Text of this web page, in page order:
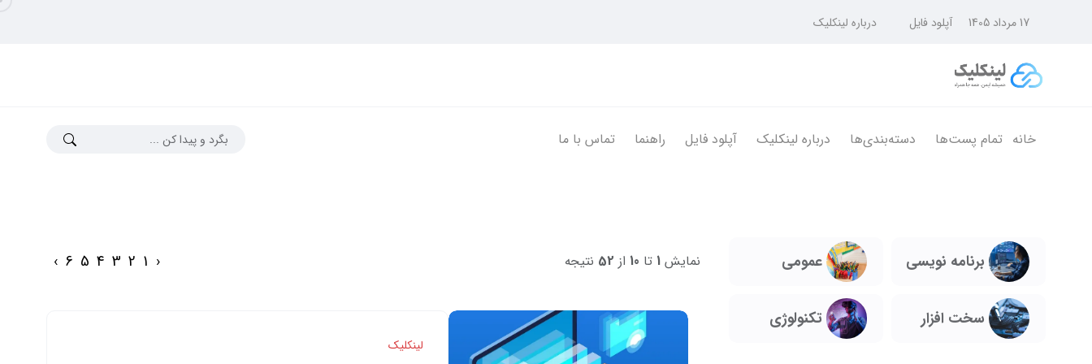
17 مرداد 1405 آپلود فایل درباره لینکلیک
خانه تمام پست‌ها دسته‌بندی‌ها درباره لینکلیک آپلود فایل راهنما تماس با ما
نمایش 1 تا 10 از 52 نتیجه ‹
1
2
3
4
5
6
›
لینکلیک
برنامه نویسی عمومی
سخت افزار تکنولوژی